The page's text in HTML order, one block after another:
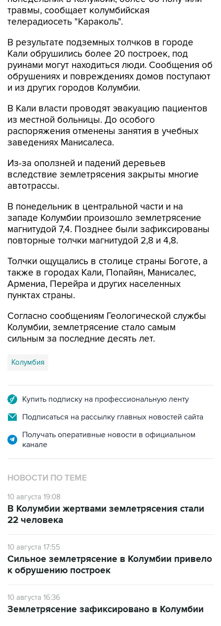
травмы, сообщает колумбийская
телерадиосеть "Караколь".
В результате подземных толчков в городе
Кали обрушились более 20 построек, под
руинами могут находиться люди. Сообщения об
обрушениях и повреждениях домов поступают
и из других городов Колумбии.
В Кали власти проводят эвакуацию пациентов
из местной больницы. До особого
распоряжения отменены занятия в учебных
заведениях Манисалеса.
Из-за оползней и падений деревьев
вследствие землетрясения закрыты многие
автотрассы.
В понедельник в центральной части и на
западе Колумбии произошло землетрясение
магнитудой 7,4. Позднее были зафиксированы
повторные толчки магнитудой 2,8 и 4,8.
Толчки ощущались в столице страны Боготе, а
также в городах Кали, Попайян, Манисалес,
Армениа, Перейра и других населенных
пунктах страны.
Согласно сообщениям Геологической службы
Колумбии, землетрясение стало самым
сильным за последние десять лет.
Колумбия
Купить подписку на профессиональную ленту
Подписаться на рассылку главных новостей сайта
Получать оперативные новости в официальном
канале
НОВОСТИ ПО ТЕМЕ
10 августа 19:08
В Колумбии жертвами землетрясения стали
22 человека
10 августа 17:55
Сильное землетрясение в Колумбии привело
к обрушению построек
10 августа 16:36
Землетрясение зафиксировано в Колумбии